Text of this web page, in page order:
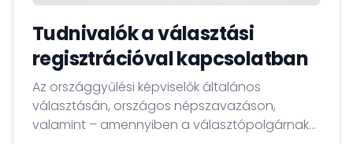
Tudnivalók a választási
regisztrációval kapcsolatban
Az országgyűlési képviselők általános
választásán, országos népszavazáson,
valamint – amennyiben a választópolgárnak